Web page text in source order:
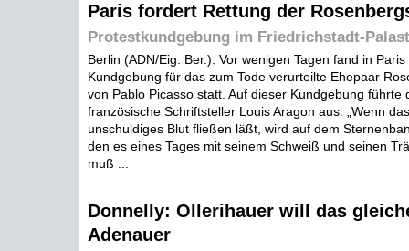
Paris fordert Rettung der
Protestkundgebung im Friedrichstadt-
Berlin (ADN/Eig. Ber.). Vor wenigen Tagen fand in
Kundgebung für das zum Tode verurteilte Ehepaar
von Pablo Picasso statt. Auf dieser Kundgebung führte
französische Schriftsteller Louis Aragon aus: „Wenn
unschuldiges Blut fließen läßt, wird auf dem
den es eines Tages mit seinem Schweiß und seinen
muß ...
Donnelly: Ollerihauer will das
Adenauer